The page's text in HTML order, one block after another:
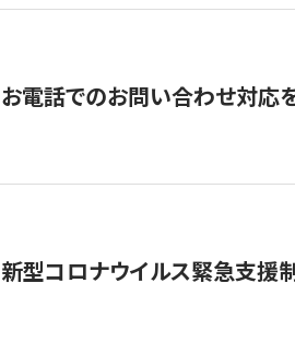
お電話でのお問い合わせ対応
新型コロナウイルス緊急支援